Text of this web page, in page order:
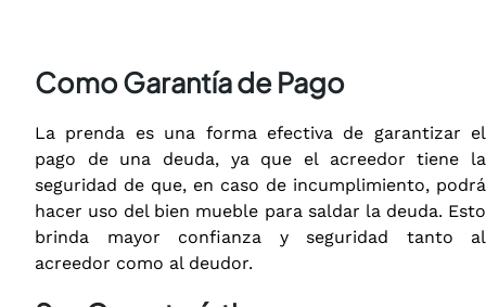
Como Garantía de Pago
La prenda es una forma efectiva de garantizar el
pago de una deuda, ya que el acreedor tiene la
seguridad de que, en caso de incumplimiento, podrá
hacer uso del bien mueble para saldar la deuda. Esto
brinda mayor confianza y seguridad tanto al
acreedor como al deudor.